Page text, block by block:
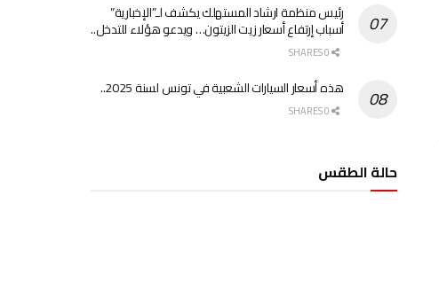
رئيس منظمة ارشاد المستهلك يكشف لـ”الإخبارية”
أسباب إرتفاع أسعار زيت الزيتون… ويدعو هؤلاء للتدخل..
هذه أسعار السيارات الشعبية في تونس لسنة 2025..
حالة الطقس